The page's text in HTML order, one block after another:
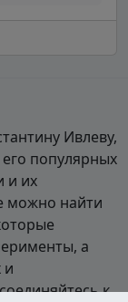
Ивлеву,
популярных
и их
можно найти
а
и
к